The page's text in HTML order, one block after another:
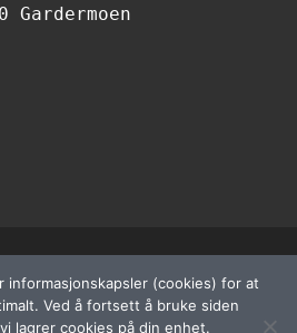
Gardermoen
på Facebook
på Instagram
Designet med Customizr-temaet
informasjonskapsler (cookies) for at
Ved å fortsett å bruke siden
lagrer cookies på din enhet.